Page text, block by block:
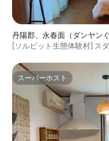
丹陽郡、永春面（ダンヤン
ョン）のペンション
[ソルビット生態体験村] ス
スーパーホスト
スーパーホスト